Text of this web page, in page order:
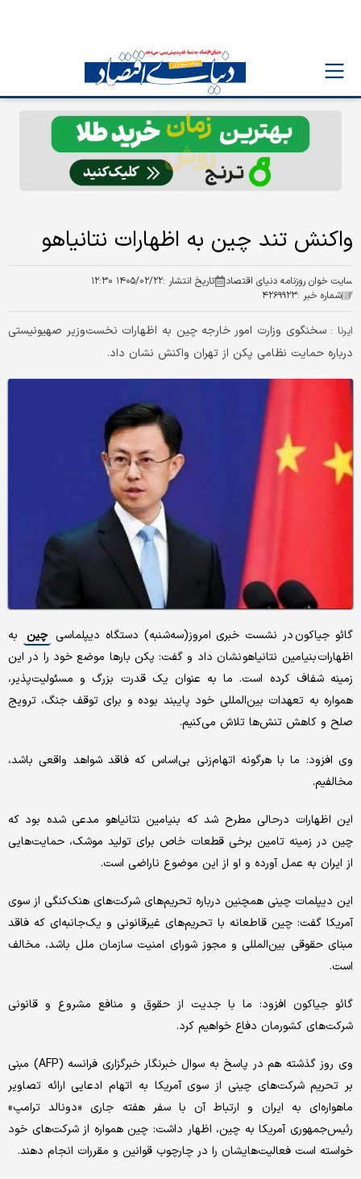
واکنش تند چین به اظهارات نتانیاهو
سایت خوان روزنامه دنیای اقتصاد تاریخ انتشار :۱۴۰۵/۰۲/۲۲ ۱۲:۳۰
شماره خبر :۴۲۶۹۹۲۳
ایرنا :سخنگوی وزارت امور خارجه چین به اظهارات نخست‌وزیر صهیونیستی
درباره حمایت نظامی پکن از تهران واکنش نشان داد.
گائو جیاکون در نشست خبری امروز(سه‌شنبه) دستگاه دیپلماسی چین
به
اظهارات بنیامین نتانیاهو نشان داد و گفت: پکن بارها موضع خود را در این
زمینه شفاف کرده است. ما به عنوان یک قدرت بزرگ و مسئولیت‌پذیر،
همواره به تعهدات بین‌المللی خود پایبند بوده و برای توقف جنگ، ترویج
صلح و کاهش تنش‌ها تلاش می‌کنیم.
وی افزود: ما با هرگونه اتهام‌زنی بی‌اساس که فاقد شواهد واقعی باشد،
مخالفیم.
این اظهارات درحالی مطرح شد که بنیامین نتانیاهو مدعی شده بود که
چین در زمینه تامین برخی قطعات خاص برای تولید موشک، حمایت‌هایی
از ایران به عمل آورده و او از این موضوع ناراضی است.
این دیپلمات چینی همچنین درباره تحریم‌های شرکت‌های هنک‌کنگی از سوی
آمریکا گفت: چین قاطعانه با تحریم‌های غیرقانونی و یک‌جانبه‌ای که فاقد
مبنای حقوقی بین‌المللی و مجوز شورای امنیت سازمان ملل باشد، مخالف
است.
گائو جیاکون افزود: ما با جدیت از حقوق و منافع مشروع و قانونی
شرکت‌های کشورمان دفاع خواهیم کرد.
وی روز گذشته هم در پاسخ به سوال خبرنگار خبرگزاری فرانسه (AFP) مبنی
بر تحریم شرکت‌های چینی از سوی آمریکا به اتهام ادعایی ارائه تصاویر
ماهواره‌ای به ایران و ارتباط آن با سفر هفته جاری «دونالد ترامپ»
رئیس‌جمهوری آمریکا به چین، اظهار داشت: چین همواره از شرکت‌های خود
خواسته است فعالیت‌هایشان را در چارچوب قوانین و مقررات انجام دهند.